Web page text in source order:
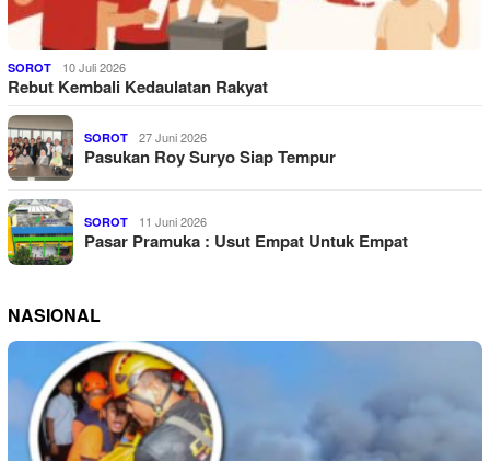
SOROT 10 Juli 2026
Rebut Kembali Kedaulatan Rakyat
SOROT 27 Juni 2026
Pasukan Roy Suryo Siap Tempur
SOROT 11 Juni 2026
Pasar Pramuka : Usut Empat Untuk Empat
NASIONAL